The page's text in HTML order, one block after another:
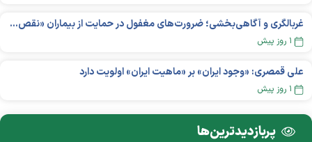
غربالگری و آگاهی‌بخشی؛ ضرورت‌های مغفول در حمایت از بیماران «نقص ایمنی اولیه»
۱ روز پیش
علی قمصری: «وجود ایران» بر «ماهیت ایران» اولویت دارد
۱ روز پیش
پربازدید‌ترین‌ها